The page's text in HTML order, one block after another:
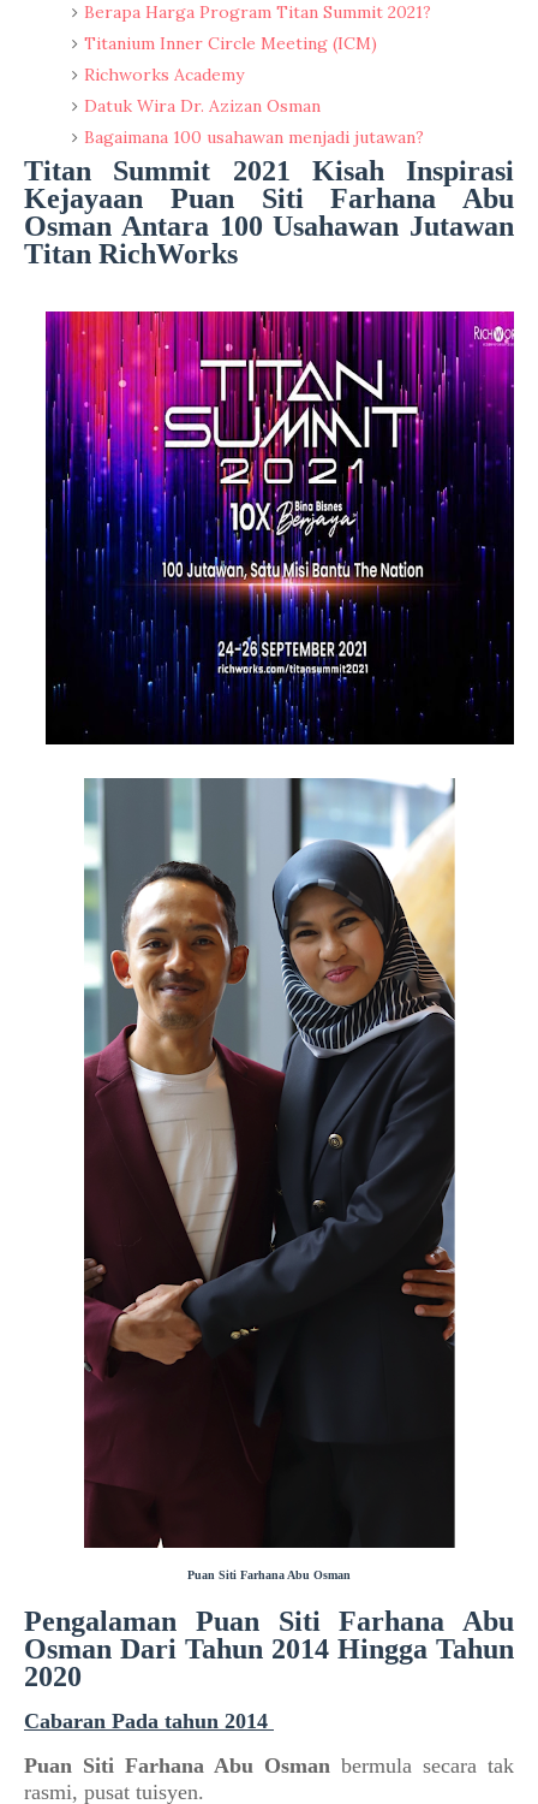
Berapa Harga Program Titan Summit 2021?
Titanium Inner Circle Meeting (ICM)
Richworks Academy
Datuk Wira Dr. Azizan Osman
Bagaimana 100 usahawan menjadi jutawan?
Titan Summit 2021 Kisah Inspirasi
Kejayaan Puan Siti Farhana Abu
Osman Antara 100 Usahawan Jutawan
Titan RichWorks
Puan Siti Farhana Abu Osman
Pengalaman Puan Siti Farhana Abu
Osman Dari Tahun 2014 Hingga Tahun
2020
Cabaran Pada tahun 2014
Puan Siti Farhana Abu Osman bermula secara tak
rasmi, pusat tuisyen.